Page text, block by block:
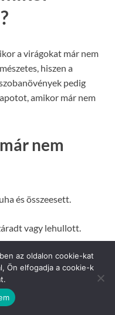
a virágokat már nem
hiszen a
pedig
amikor már nem
nem
és összeesett.
vagy lehullott.
azonnal zavarossá
rothadó, és nincs
az oldalon cookie-kat
Ön elfogadja a cookie-k